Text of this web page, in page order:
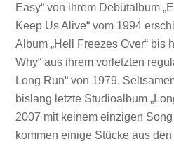
Easy“ von ihrem Debütalbum
Keep Us Alive“ vom 1994
Album „Hell Freezes Over“ bis
Why“ aus ihrem vorletzten
Long Run“ von 1979.
bislang letzte Studioalbum
2007 mit keinem einzigen
kommen einige Stücke aus